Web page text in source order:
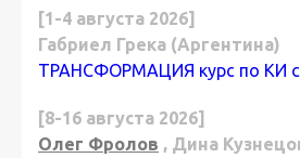
[1-4 августа 2026]
Габриел Грека (Аргентина)
ТРАНСФОРМАЦИЯ курс по КИ с
[8-16 августа 2026]
Олег Фролов , Дина